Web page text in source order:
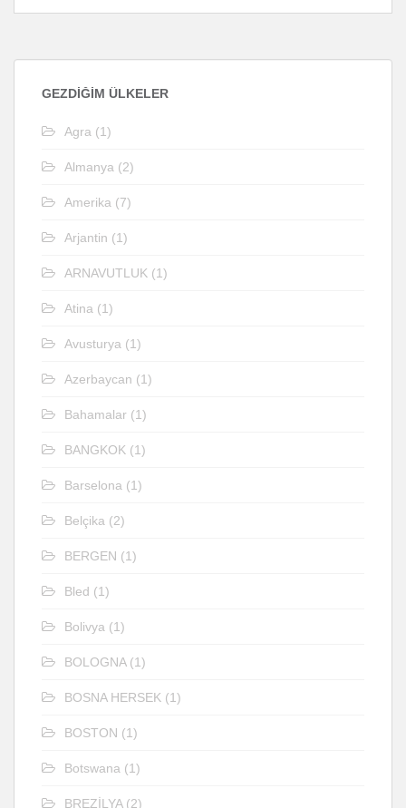
GEZDIĞIM ÜLKELER
Agra (1)
Almanya (2)
Amerika (7)
Arjantin (1)
ARNAVUTLUK (1)
Atina (1)
Avusturya (1)
Azerbaycan (1)
Bahamalar (1)
BANGKOK (1)
Barselona (1)
Belçika (2)
BERGEN (1)
Bled (1)
Bolivya (1)
BOLOGNA(1)
BOSNA HERSEK (1)
BOSTON (1)
Botswana (1)
BREZİLYA(2)